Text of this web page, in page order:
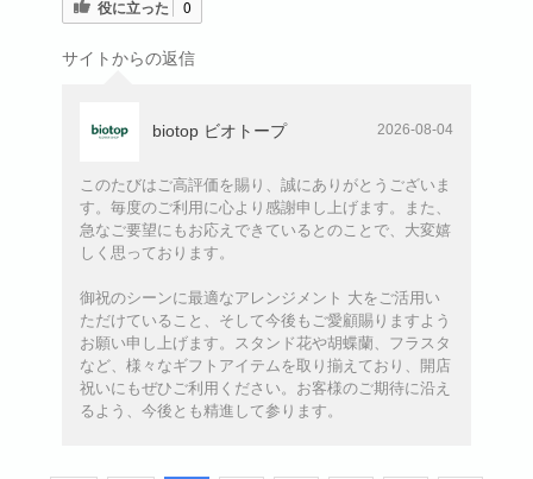
役に立った 0
サイトからの返信
biotop ビオトープ 2026-08-04
このたびはご高評価を賜り、誠にありがとうございま
す。毎度のご利用に心より感謝申し上げます。また、
急なご要望にもお応えできているとのことで、大変嬉
しく思っております。
御祝のシーンに最適なアレンジメント 大をご活用い
ただけていること、そして今後もご愛顧賜りますよう
お願い申し上げます。スタンド花や胡蝶蘭、フラスタ
など、様々なギフトアイテムを取り揃えており、開店
祝いにもぜひご利用ください。お客様のご期待に沿え
るよう、今後とも精進して参ります。